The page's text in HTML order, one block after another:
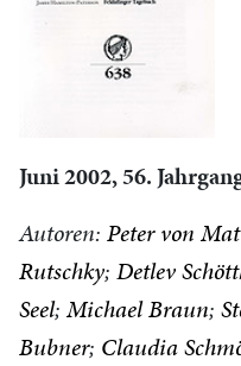
Juni 2002, 56.
Autoren: Peter von
Rutschky Detlev
Seel Michael Braun
Bubner Claudia